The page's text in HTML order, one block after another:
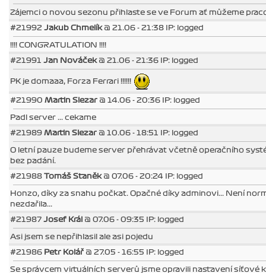
Zájemci o novou sezonu přihlaste se ve Forum ať můžeme
#21992 Jakub Chmelík@ 21.06 - 21:38 IP: logged
!!!! CONGRATULATION !!!!
#21991 Jan Nováček@ 21.06 - 21:36 IP: logged
PK je domaaa, Forza Ferrari !!!!!!
#21990 Martin Slezar @ 14.06 - 20:36 IP: logged
Padl server ... cekame
#21989 Martin Slezar @ 10.06 - 18:51 IP: logged
O letní pauze budeme server přehrávat včetně operačního
bez padání.
#21988 Tomáš Staněk@ 07.06 - 20:24 IP: logged
Honzo, díky za snahu počkat. Opačné díky adminovi... Není
nezdařila...
#21987 Josef Král @ 07.06 - 09:35 IP: logged
Asi jsem se nepřihlasil ale asi pojedu
#21986 Petr Kolář @ 27.05 - 16:55 IP: logged
Se správcem virtuálních serverů jsme opravili nastavení síťové